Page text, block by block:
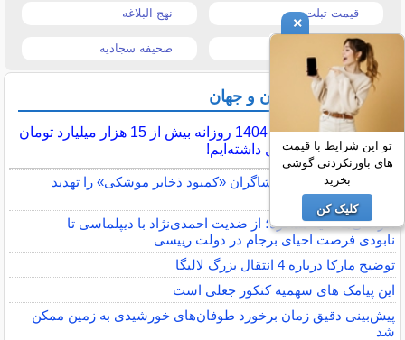
قیمت تبلت نهج البلاغه
تیتر روزنامه ها صحیفه سجادیه
آخرین اخبار ایران و جهان
در سال 1404 روزانه بیش از 15 هزار میلیارد تومان
خلق پول داشته‌ایم!
رئیس جمهور آمریکا افشاگران «کمبود ذخایر موشکی» را تهدید
افراطی‌ها علیه مذاکره؛ از ضدیت احمدی‌نژاد با دیپلماسی تا
نابودی فرصت احیای برجام در دولت رییسی
توضیح مارکا درباره 4 انتقال بزرگ لالیگا
این پیامک های سهمیه کنکور جعلی است
پیش‌بینی دقیق زمان برخورد طوفان‌های خورشیدی به زمین ممکن
شد
×
تو این شرایط با قیمت
های باورنکردنی گوشی
بخرید
کلیک کن